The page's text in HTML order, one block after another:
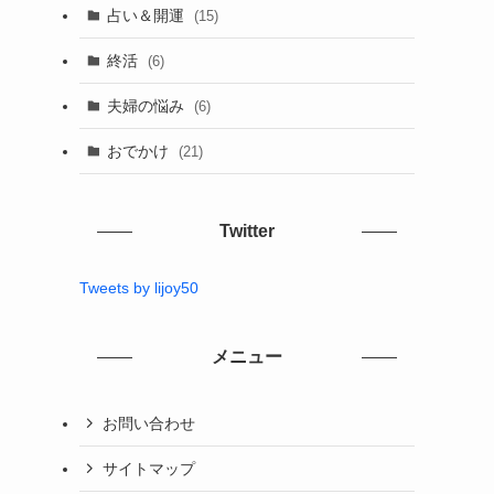
占い＆開運 (15)
終活 (6)
夫婦の悩み (6)
おでかけ (21)
Twitter
Tweets by lijoy50
メニュー
お問い合わせ
サイトマップ